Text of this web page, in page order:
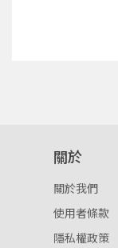
關於
關於我們
使用者條款
隱私權政策